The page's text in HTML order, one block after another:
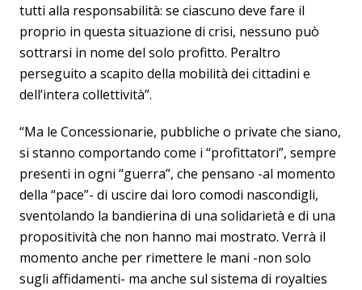
tutti alla responsabilità: se ciascuno deve fare il
proprio in questa situazione di crisi, nessuno può
sottrarsi in nome del solo profitto. Peraltro
perseguito a scapito della mobilità dei cittadini e
dell’intera collettività”.
“Ma le Concessionarie, pubbliche o private che siano,
si stanno comportando come i “profittatori”, sempre
presenti in ogni “guerra”, che pensano -al momento
della “pace”- di uscire dai loro comodi nascondigli,
sventolando la bandierina di una solidarietà e di una
propositività che non hanno mai mostrato. Verrà il
momento anche per rimettere le mani -non solo
sugli affidamenti- ma anche sul sistema di royalties